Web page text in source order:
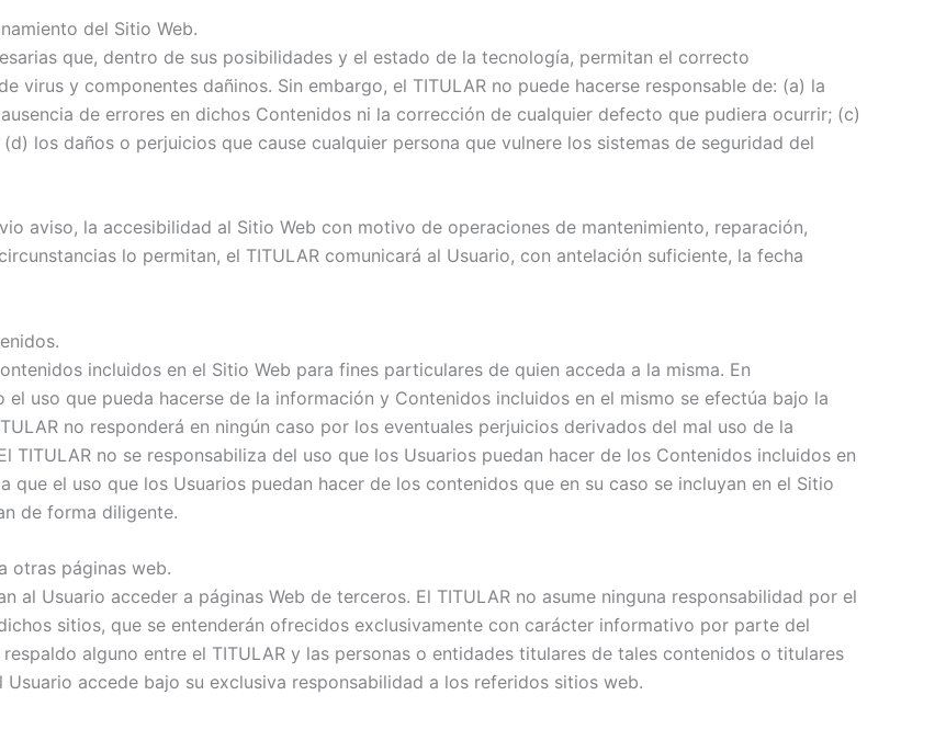
del Sitio Web.
que, dentro de sus posibilidades y el estado de la tecnología, permitan el correcto
virus y componentes dañinos. Sin embargo, el TITULAR no puede hacerse responsable de: (a) la
de errores en dichos Contenidos ni la corrección de cualquier defecto que pudiera ocurrir; (c)
los daños o perjuicios que cause cualquier persona que vulnere los sistemas de seguridad del
aviso, la accesibilidad al Sitio Web con motivo de operaciones de mantenimiento, reparación,
lo permitan, el TITULAR comunicará al Usuario, con antelación suficiente, la fecha
incluidos en el Sitio Web para fines particulares de quien acceda a la misma. En
uso que pueda hacerse de la información y Contenidos incluidos en el mismo se efectúa bajo la
no responderá en ningún caso por los eventuales perjuicios derivados del mal uso de la
TITULAR no se responsabiliza del uso que los Usuarios puedan hacer de los Contenidos incluidos en
que el uso que los Usuarios puedan hacer de los contenidos que en su caso se incluyan en el Sitio
de forma diligente.
otras páginas web.
al Usuario acceder a páginas Web de terceros. El TITULAR no asume ninguna responsabilidad por el
sitios, que se entenderán ofrecidos exclusivamente con carácter informativo por parte del
alguno entre el TITULAR y las personas o entidades titulares de tales contenidos o titulares
accede bajo su exclusiva responsabilidad a los referidos sitios web.